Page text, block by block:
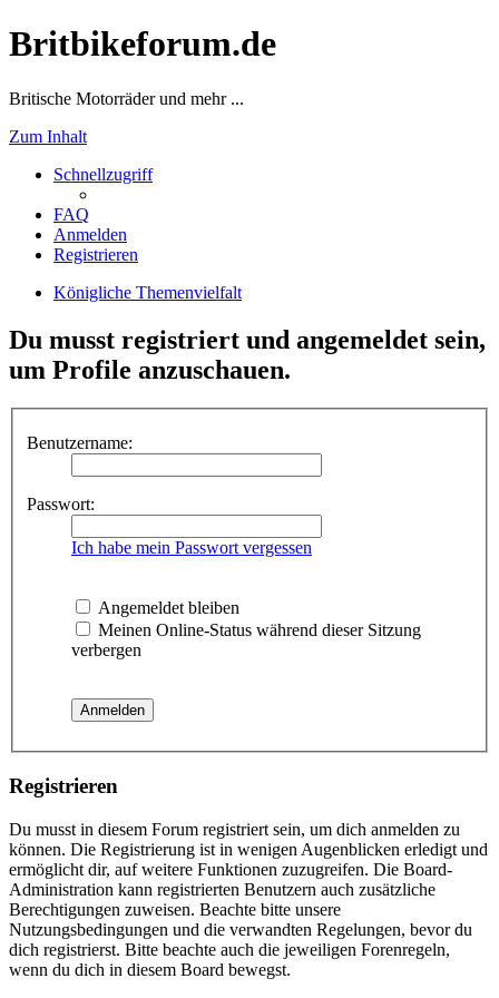
Britbikeforum.de
Britische Motorräder und mehr ...
Zum Inhalt
Schnellzugriff
FAQ
Anmelden
Registrieren
Königliche Themenvielfalt
Du musst registriert und angemeldet sein,
um Profile anzuschauen.
Benutzername:
Passwort:
Ich habe mein Passwort vergessen
Angemeldet bleiben
Meinen Online-Status während dieser Sitzung
verbergen
Registrieren
Du musst in diesem Forum registriert sein, um dich anmelden zu
können. Die Registrierung ist in wenigen Augenblicken erledigt und
ermöglicht dir, auf weitere Funktionen zuzugreifen. Die Board-
Administration kann registrierten Benutzern auch zusätzliche
Berechtigungen zuweisen. Beachte bitte unsere
Nutzungsbedingungen und die verwandten Regelungen, bevor du
dich registrierst. Bitte beachte auch die jeweiligen Forenregeln,
wenn du dich in diesem Board bewegst.